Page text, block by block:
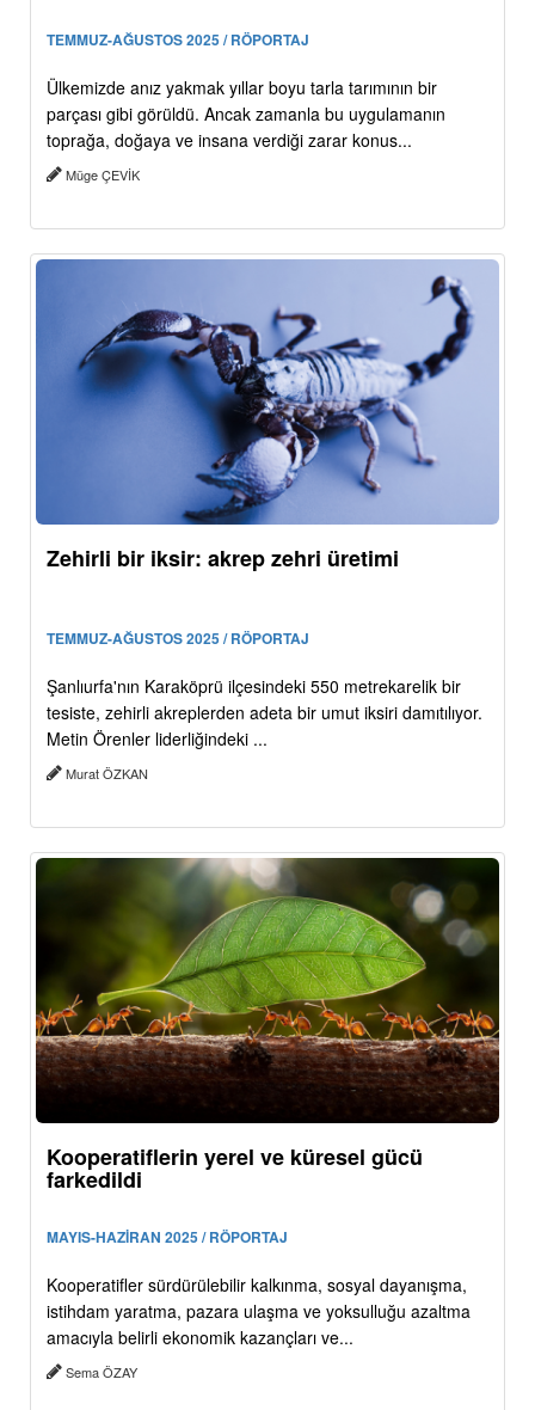
TEMMUZ-AĞUSTOS 2025 / RÖPORTAJ
Ülkemizde anız yakmak yıllar boyu tarla tarımının bir
parçası gibi görüldü. Ancak zamanla bu uygulamanın
toprağa, doğaya ve insana verdiği zarar konus...
Müge ÇEVİK
Zehirli bir iksir: akrep zehri üretimi
TEMMUZ-AĞUSTOS 2025 / RÖPORTAJ
Şanlıurfa'nın Karaköprü ilçesindeki 550 metrekarelik bir
tesiste, zehirli akreplerden adeta bir umut iksiri damıtılıyor.
Metin Örenler liderliğindeki ...
Murat ÖZKAN
Kooperatiflerin yerel ve küresel gücü
farkedildi
MAYIS-HAZİRAN 2025 / RÖPORTAJ
Kooperatifler sürdürülebilir kalkınma, sosyal dayanışma,
istihdam yaratma, pazara ulaşma ve yoksulluğu azaltma
amacıyla belirli ekonomik kazançları ve...
Sema ÖZAY